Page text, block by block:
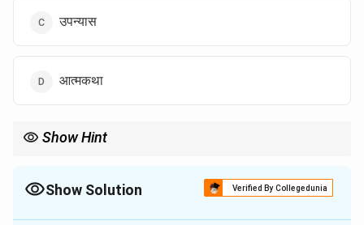
उपन्यास
आत्मकथा
Show Hint
Show Solution Verified By Collegedunia
The Correct Option isD